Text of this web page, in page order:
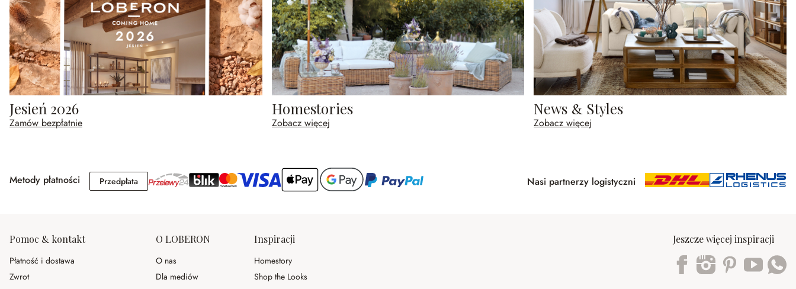
Jesień 2026
Zamów bezpłatnie
Homestories
Zobacz więcej
News & Styles
Zobacz więcej
Metody płatności PrzedpłataPrzedpłata Nasi partnerzy logistyczni
Pomoc & kontakt
Płatność i dostawa
Zwrot
O LOBERON
O nas
Dla mediów
Inspiracji
Homestory
Shop the Looks
Jeszcze więcej inspiracji